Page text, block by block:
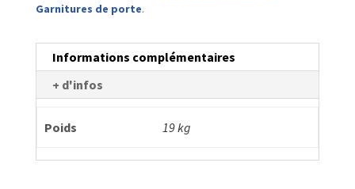
Garnitures de porte.
Informations complémentaires
+ d'infos
Poids 19 kg